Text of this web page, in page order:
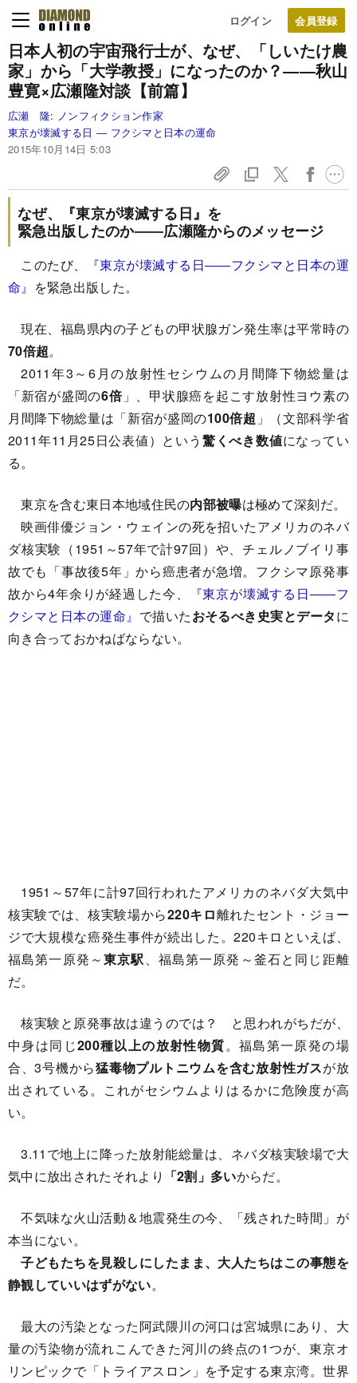
ログイン
日本人初の宇宙飛行士が、 なぜ、「しいたけ農
家」から 「大学教授」になったのか？――秋山
豊寛×広瀬隆対談【前篇】
広瀬 隆: ノンフィクション作家
東京が壊滅する日 ― フクシマと日本の運命
2015年10月14日 5:03
なぜ、『東京が壊滅する日』を
緊急出版したのか――広瀬隆からのメッセージ
このたび、
『東京が壊滅する日――フクシマと日本の運
命』 を緊急出版した。
現在、福島県内の子どもの甲状腺ガン発生率は平常時の
70倍超。
2011年3～6月の放射性セシウムの月間降下物総量は
「新宿が盛岡の6倍」、甲状腺癌を起こす放射性ヨウ素の
月間降下物総量は「新宿が盛岡の100倍超 」（文部科学省
2011年11月25日公表値）という 驚くべき数値になってい
る。
東京を含む東日本地域住民の内部被曝は極めて深刻だ。
映画俳優ジョン・ウェインの死を招いたアメリカのネバ
ダ核実験（1951～57年で計97回）や、チェルノブイリ事
故でも「事故後5年」から癌患者が急増。フクシマ原発事
故から4年余りが経過した今、
『東京が壊滅する日――フ
クシマと日本の運命』 で描いたおそるべき史実とデータに
向き合っておかねばならない。
1951～57年に計97回行われたアメリカのネバダ大気中
核実験では、核実験場から220キロ離れたセント・ジョー
ジで大規模な癌発生事件が続出した。220キロといえば、
福島第一原発～東京駅、福島第一原発～釜石と同じ距離
だ。
核実験と原発事故は違うのでは？ と思われがちだが、
中身は同じ200種以上の放射性物質。福島第一原発の場
合、3号機から猛毒物プルトニウムを含む放射性ガスが放
出されている。これがセシウムよりはるかに危険度が高
い。
3.11で地上に降った放射能総量は、ネバダ核実験場で大
気中に放出されたそれより 「2割」多いからだ。
不気味な火山活動＆地震発生の今、「残された時間」が
本当にない。
子どもたちを見殺しにしたまま、大人たちはこの事態を
静観していいはずがない。
最大の汚染となった阿武隈川の河口は宮城県にあり、大
量の汚染物が流れこんできた河川の終点の1つが、東京オ
リンピックで「トライアスロン」を予定する東京湾。世界